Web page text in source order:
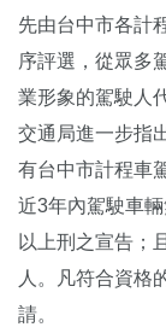
先由台中市各計
序評選，從眾多
業形象的駕駛人
交通局進一步指
有台中市計程車
近3年內駕駛車
以上刑之宣告；
人。凡符合資格
請。